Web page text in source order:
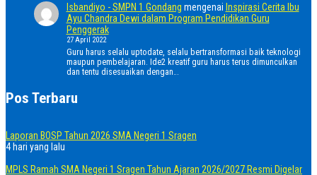
Isbandiyo - SMPN 1 Gondang mengenai Inspirasi Cerita Ibu
Ayu Chandra Dewi dalam Program Pendidikan Guru
Penggerak
27 April 2022
Guru harus selalu uptodate, selalu bertransformasi baik teknologi
maupun pembelajaran. Ide2 kreatif guru harus terus dimunculkan
dan tentu disesuaikan dengan…
Pos Terbaru
Laporan BOSP Tahun 2026 SMA Negeri 1 Sragen
4 hari yang lalu
MPLS Ramah SMA Negeri 1 Sragen Tahun Ajaran 2026/2027 Resmi Digelar